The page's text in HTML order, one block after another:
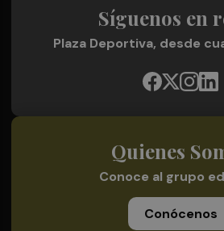
Síguenos en
Plaza Deportiva, desde
Quienes
Conoce al grupo
Conócenos